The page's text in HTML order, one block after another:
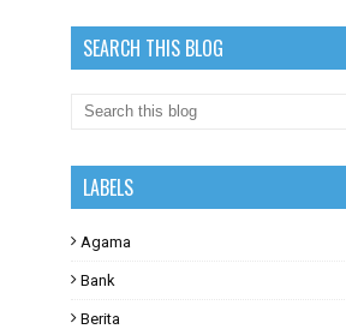
SEARCH THIS BLOG
LABELS
Agama
Bank
Berita